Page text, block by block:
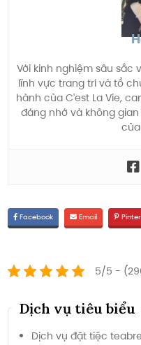
Với kinh nghiệm sâu sắc
lĩnh vực trang trí và tổ
hành của C'est La Vie,
đáng nhớ và không
Facebook Email
5/5 -
Dịch vụ tiêu biểu
Dịch vụ đặt tiệc